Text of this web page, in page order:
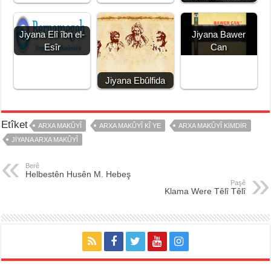
Jiyana Elî îbn el-
Esîr
Jiyana Ebûlfida
Jiyana Bawer
Can
Etîket ARXA MAKÛYÎ ARXA MAKÛYÎ KÎ YE
ARXA MAKÛYÎ KIMDIR
JIYANA ARXA MAKÛYÎ
Berê
Helbestên Husên M. Hebeş
Paşê
Klama Were Têlî Têlî